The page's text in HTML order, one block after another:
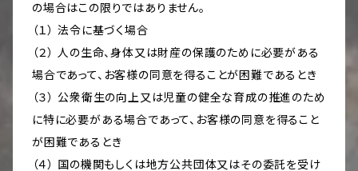
の場合はこの限りではありません。
（１） 法令に基づく場合
（２） 人の生命、身体又は財産の保護のために必要がある
場合であって、お客様の同意を得ることが困難であるとき
（３） 公衆衛生の向上又は児童の健全な育成の推進のため
に特に必要がある場合であって、お客様の同意を得ること
が困難であるとき
（４） 国の機関もしくは地方公共団体又はその委託を受け